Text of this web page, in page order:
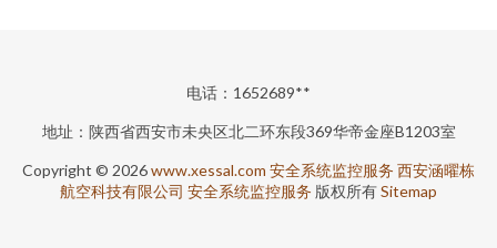
电话：1652689**
地址：陕西省西安市未央区北二环东段369华帝金座B1203室
Copyright © 2026www.xessal.com 安全系统监控服务 西安涵曜栋
航空科技有限公司 安全系统监控服务 版权所有Sitemap